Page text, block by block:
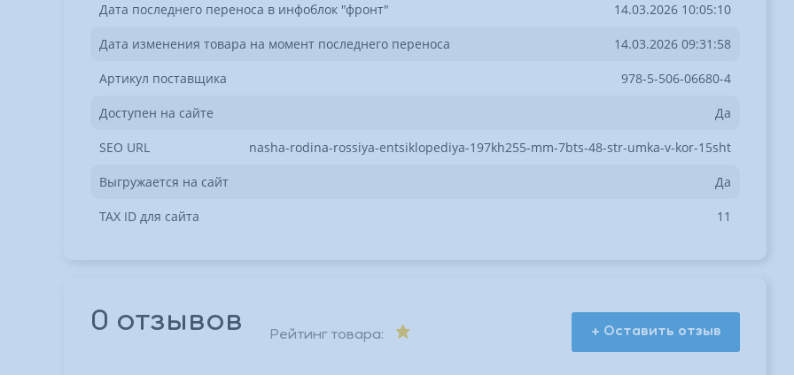
Дата последнего переноса в инфоблок "фронт" 14.03.2026 10:05:10
Дата изменения товара на момент последнего переноса 14.03.2026 09:31:58
Артикул поставщика 978-5-506-06680-4
Доступен на сайте Да
SEO URL nasha-rodina-rossiya-entsiklopediya-197kh255-mm-7bts-48-str-umka-v-kor-15sht
Выгружается на сайт Да
TAX ID для сайта 11
0 отзывов Рейтинг товара: + Оставить отзыв